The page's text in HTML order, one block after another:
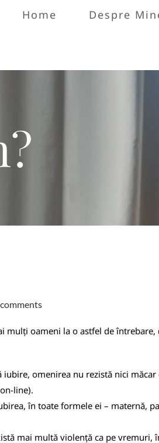
Home Despre
mulți oameni la o astfel de
omenirea nu rezistă nici
line).
în toate formele ei – maternă,
mai multă violență ca pe vremuri,